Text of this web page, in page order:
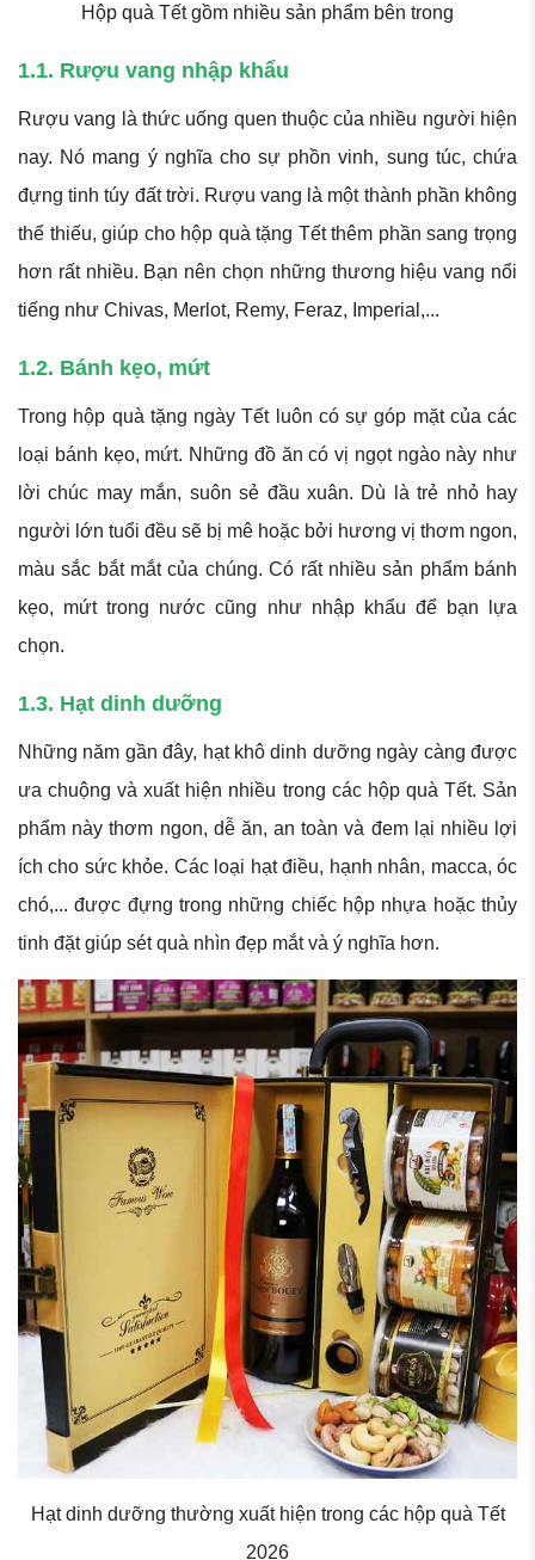
Hộp quà Tết gồm nhiều sản phẩm bên trong
1.1. Rượu vang nhập khẩu
Rượu vang là thức uống quen thuộc của nhiều người hiện
nay. Nó mang ý nghĩa cho sự phồn vinh, sung túc, chứa
đựng tinh túy đất trời. Rượu vang là một thành phần không
thể thiếu, giúp cho hộp quà tặng Tết thêm phần sang trọng
hơn rất nhiều. Bạn nên chọn những thương hiệu vang nổi
tiếng như Chivas, Merlot, Remy, Feraz, Imperial,...
1.2. Bánh kẹo, mứt
Trong hộp quà tặng ngày Tết luôn có sự góp mặt của các
loại bánh kẹo, mứt. Những đồ ăn có vị ngọt ngào này như
lời chúc may mắn, suôn sẻ đầu xuân. Dù là trẻ nhỏ hay
người lớn tuổi đều sẽ bị mê hoặc bởi hương vị thơm ngon,
màu sắc bắt mắt của chúng. Có rất nhiều sản phẩm bánh
kẹo, mứt trong nước cũng như nhập khẩu để bạn lựa
chọn.
1.3. Hạt dinh dưỡng
Những năm gần đây, hạt khô dinh dưỡng ngày càng được
ưa chuộng và xuất hiện nhiều trong các hộp quà Tết. Sản
phẩm này thơm ngon, dễ ăn, an toàn và đem lại nhiều lợi
ích cho sức khỏe. Các loại hạt điều, hạnh nhân, macca, óc
chó,... được đựng trong những chiếc hộp nhựa hoặc thủy
tinh đặt giúp sét quà nhìn đẹp mắt và ý nghĩa hơn.
Hạt dinh dưỡng thường xuất hiện trong các hộp quà Tết
2026